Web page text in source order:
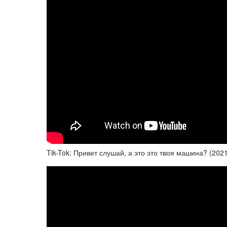
Tik-Tok: Привет слушай, а это это твоя машина?